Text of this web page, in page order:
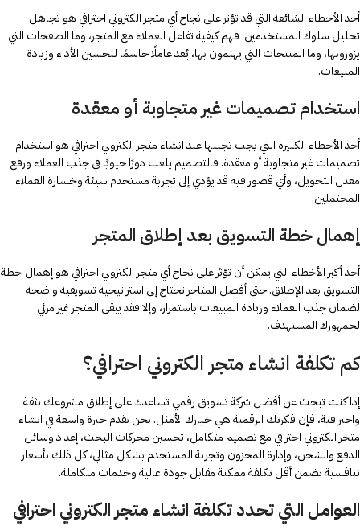
أحد الأخطاء الشائعة التي قد تؤثر على نجاح أي متجر الكتروني احترافي هو تجاهل
تحليل سلوك المستخدمين. فهم كيفية تفاعل العملاء مع المتجر، وما الصفحات التي
يزورونها، وما المنتجات التي يهتمون بها، يُعد عاملًا حاسمًا لتحسين الأداء وزيادة
المبيعات.
استخدام تصميمات غير متجاوبة أو معقدة
أحد الأخطاء الكبيرة التي يجب تجنبها عند انشاء متجر الكتروني احترافي هو استخدام
تصميمات غير متجاوبة أو معقدة. فالتصميم يلعب دورًا حيويًا في جذب العملاء ورفع
معدل التحويل، وأي قصور فيه قد يؤدي إلى تجربة مستخدم سيئة وخسارة العملاء
المحتملين.
إهمال خطة التسويق بعد إطلاق المتجر
أحد أكبر الأخطاء التي يمكن أن تؤثر على نجاح أي متجر الكتروني احترافي هو إهمال خطة
التسويق بعد الإطلاق. حتى أفضل المتاجر تحتاج إلى استراتيجية تسويقية واضحة
لضمان جذب العملاء وزيادة المبيعات باستمرار، وإلا فقد يبقى المتجر غير مرئي
لجمهورك المستهدف.
كم تكلفة انشاء متجر الكتروني احترافي؟
إذا كنت تبحث عن أفضل شركة تسويق رقمي تساعدك على إطلاق مشروعك بثقة
واحترافية، فإن فكرتك الرقمية هي خيارك الأمثل. نحن نقدم خبرة واسعة في انشاء
متجر الكتروني احترافي مع تصميم متكامل، تحسين محركات البحث، إعداد وسائل
الدفع والشحن، وإدارة المخزون وتجربة المستخدم بشكل مثالي، كل ذلك بأسعار
تنافسية تضمن أقل تكلفة ممكنة مقابل جودة عالية وخدمات متكاملة.
العوامل التي تحدد تكلفة انشاء متجر الكتروني احترافي